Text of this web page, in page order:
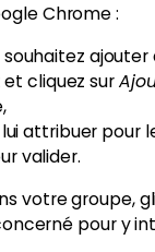
Chrome :
ajouter
cliquez sur
attribuer pour
valider.
votre groupe,
pour y